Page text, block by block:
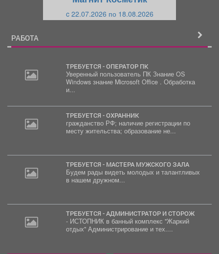
c 22.07.2026 по 18.08.2026
РАБОТА
ТРЕБУЕТСЯ - ОПЕРАТОР ПК
Уверенный пользователь ПК Знание OS
Windows знание Microsoft Office . Обработка
и...
ТРЕБУЕТСЯ - ОХРАННИК
гражданство РФ; наличие регистрации по
месту жительства; образование не...
ТРЕБУЕТСЯ - МАСТЕРА МУЖСКОГО ЗАЛА
Будем рады видеть молодых и талантливых
в нашем дружном...
ТРЕБУЕТСЯ - АДМИНИСТРАТОР И СТОРОЖ
- ИСТОПНИК в банный комплекс "Жаркий
отдых" Администрирование и тех....